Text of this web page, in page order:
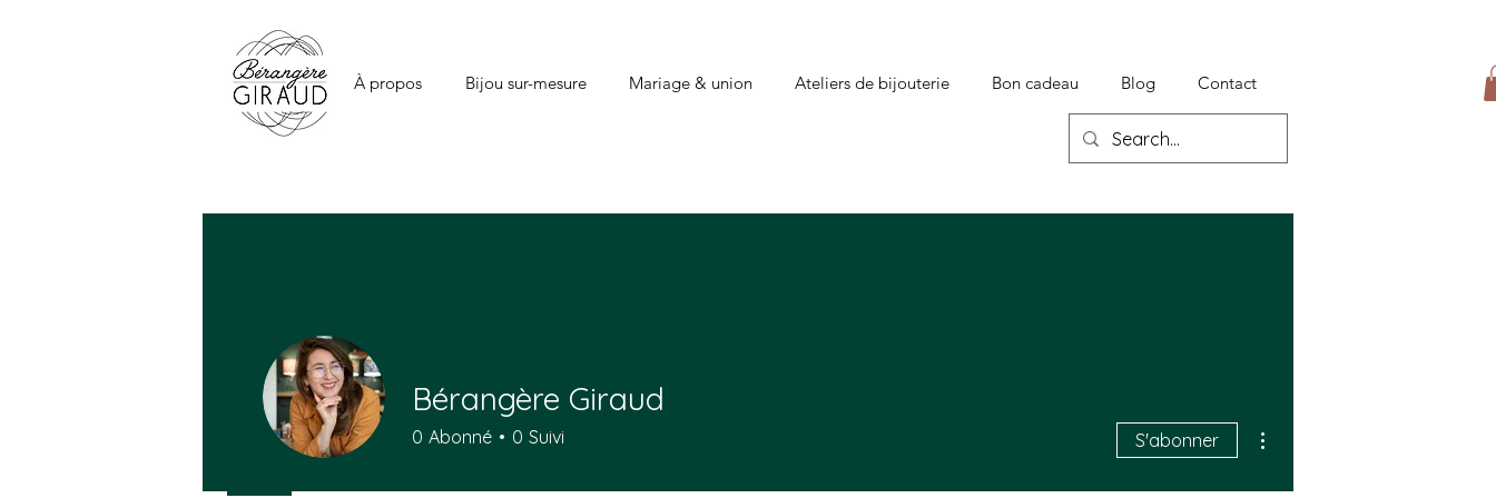
À propos Bijou sur-mesure Mariage & union Ateliers de bijouterie Bon cadeau Blog Contact
Bérangère Giraud
0 Abonné 0 Suivi S'abonner